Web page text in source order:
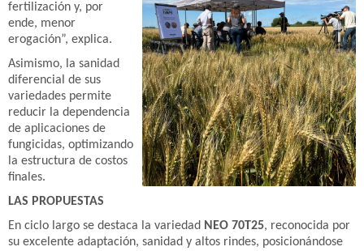
fertilización y, por
ende, menor
erogación”, explica.
Asimismo, la sanidad
diferencial de sus
variedades permite
reducir la dependencia
de aplicaciones de
fungicidas, optimizando
la estructura de costos
finales.
LAS PROPUESTAS
En ciclo largo se destaca la variedad NEO 70T25, reconocida por
su excelente adaptación, sanidad y altos rindes, posicionándose